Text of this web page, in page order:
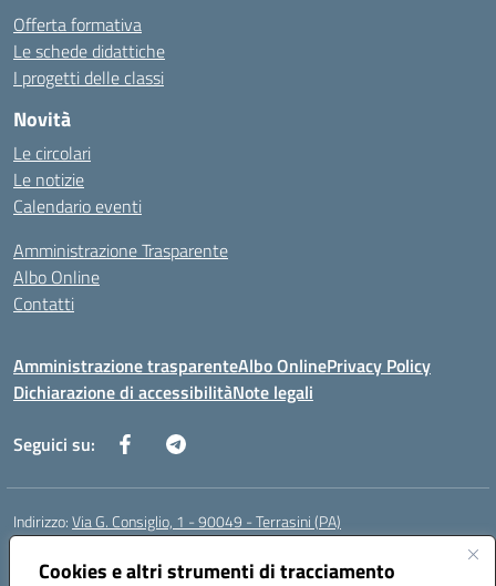
Cookies e altri strumenti di tracciamento
Offerta formativa
Le schede didattiche
I progetti delle classi
Novità
Le circolari
Le notizie
Calendario eventi
Amministrazione Trasparente
Albo Online
Contatti
Amministrazione trasparenteAlbo OnlinePrivacy Policy
Dichiarazione di accessibilitàNote legali
Seguici su:
Indirizzo:Via G. Consiglio, 1 - 90049 - Terrasini (PA)
Centralino:
Posta elettronica certificata (PEC):paic88700d@pec.istruzione.it